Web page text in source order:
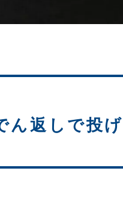
ん返しで投